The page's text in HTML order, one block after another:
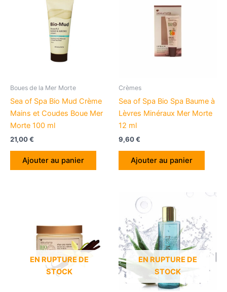
Boues de la Mer Morte
Sea of Spa Bio Mud Crème
Mains et Coudes Boue Mer
Morte 100 ml
21,00€
Ajouter au panier
Crèmes
Sea of Spa Bio Spa Baume à
Lèvres Minéraux Mer Morte
12 ml
9,60€
Ajouter au panier
EN RUPTURE DE
STOCK
EN RUPTURE DE
STOCK